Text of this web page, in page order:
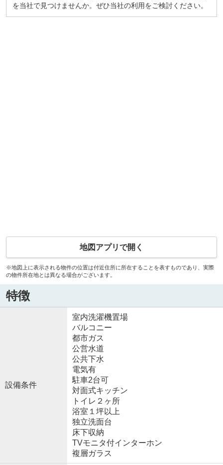
を当社で見つけませんか。ぜひ当社の利用をご検討ください。
地図アプリで開く
※地図上に表示される物件の位置は付近住所に所在することを表すものであり、実際
の物件所在地とは異なる場合がございます。
特徴
設備条件
室内洗濯機置場
バルコニー
都市ガス
公営水道
公共下水
電気有
駐車2台可
対面式キッチン
トイレ２ヶ所
浴室１坪以上
独立洗面台
床下収納
TVモニタ付インターホン
複層ガラス